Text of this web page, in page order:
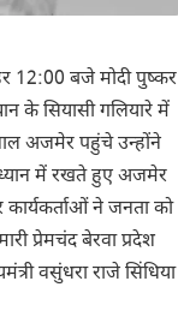
12:00 बजे मोदी पुष्कर
के सियासी गलियारे में
अजमेर पहुंचे उन्होंने
में रखते हुए अजमेर
ने जनता को
प्रेमचंद बेरवा प्रदेश
वसुंधरा राजे सिंधिया